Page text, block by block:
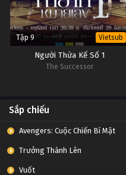
Tập 9 Vietsub
Người Thừa Kế Số 1
The Successor
Sắp chiếu
Avengers: Cuộc Chiến Bí Mật
Trưởng Thành Lên
Vuốt